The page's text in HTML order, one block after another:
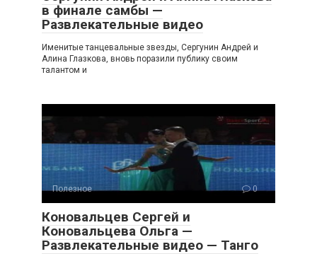
в финале самбы —
Развлекательные видео
Именитые танцевальные звезды, Сергунин Андрей и
Алина Глазкова, вновь поразили публику своим
талантом и
Полезное 0
Коновальцев Сергей и
Коновальцева Ольга —
Развлекательные видео — Танго